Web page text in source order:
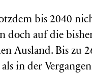
bis 2040
doch auf die
Ausland. Bis zu
in der